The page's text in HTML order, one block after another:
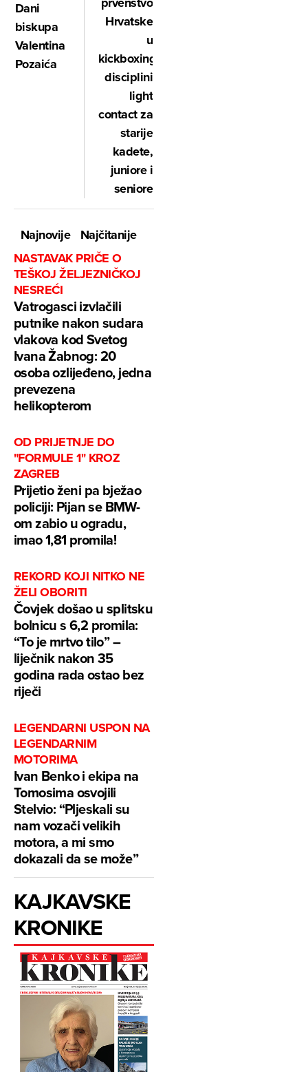
Dani
biskupa
Valentina
Pozaića
Hrvatske
u
kickboxing
disciplini
light
contact za
starije
kadete,
juniore i
seniore
Najnovije
Najčitanije
NASTAVAK PRIČE O
TEŠKOJ ŽELJEZNIČKOJ
NESREĆI
Vatrogasci izvlačili
putnike nakon sudara
vlakova kod Svetog
Ivana Žabnog: 20
osoba ozlijeđeno, jedna
prevezena
helikopterom
OD PRIJETNJE DO
"FORMULE 1" KROZ
ZAGREB
Prijetio ženi pa bježao
policiji: Pijan se BMW-
om zabio u ogradu,
imao 1,81 promila!
REKORD KOJI NITKO NE
ŽELI OBORITI
Čovjek došao u splitsku
bolnicu s 6,2 promila:
“To je mrtvo tilo” –
liječnik nakon 35
godina rada ostao bez
riječi
LEGENDARNI USPON NA
LEGENDARNIM
MOTORIMA
Ivan Benko i ekipa na
Tomosima osvojili
Stelvio: “Pljeskali su
nam vozači velikih
motora, a mi smo
dokazali da se može”
KAJKAVSKE
KRONIKE